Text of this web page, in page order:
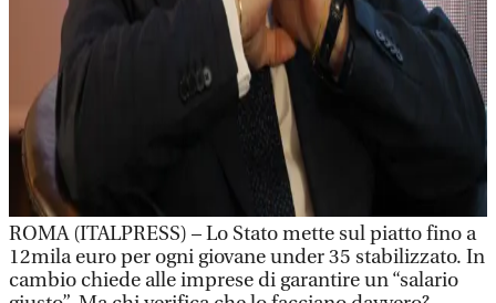
ROMA (ITALPRESS) – Lo Stato mette sul piatto fino a
12mila euro per ogni giovane under 35 stabilizzato. In
cambio chiede alle imprese di garantire un “salario